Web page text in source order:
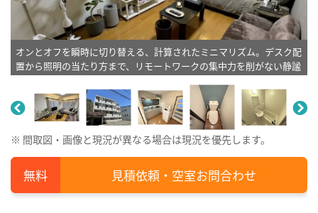
オンとオフを瞬時に切り替える、計算されたミニマリズム。デスク配
置から照明の当たり方まで、リモートワークの集中力を削がない静謐
です。
※ 間取図・画像と現況が異なる場合は現況を優先します。
見積依頼・空室お問合わせ